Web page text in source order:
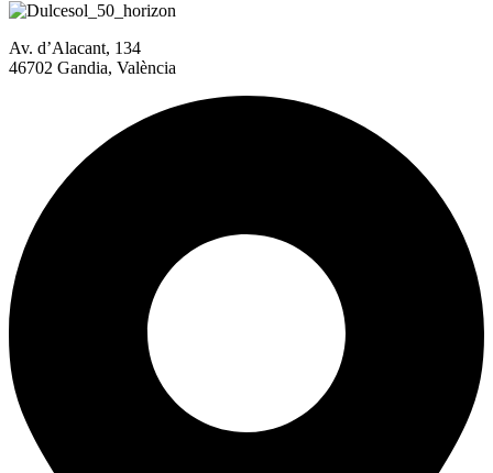
Av. d’Alacant, 134
46702 Gandia, València